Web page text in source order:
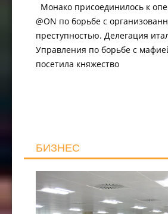
Монако присоединилось к
@ON по борьбе с
преступностью. Делегация
Управления по борьбе с
посетила княжество
БИЗНЕС